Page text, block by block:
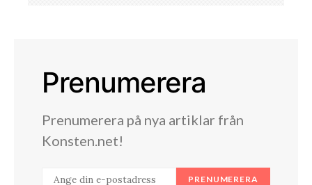
Prenumerera
Prenumerera på nya artiklar från
Konsten.net!
PRENUMERERA